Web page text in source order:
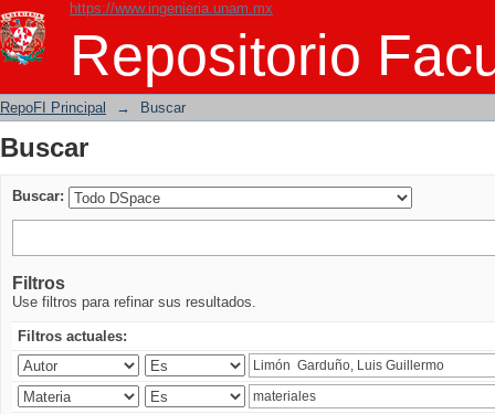
https://www.ingenieria.unam.mx
Repositorio
Buscar
RepoFI Principal → Buscar
Buscar
Buscar:
Filtros
Use filtros para refinar sus resultados.
Filtros actuales: